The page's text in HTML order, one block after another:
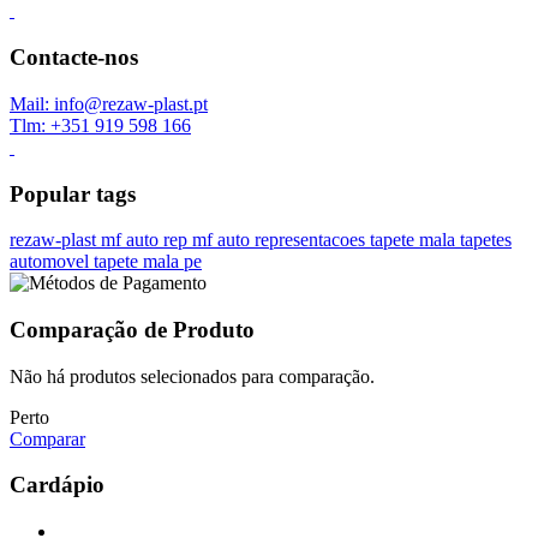
Contacte-nos
Mail: info@rezaw-plast.pt
Tlm: +351 919 598 166
Popular tags
rezaw-plast mf auto rep mf auto representacoes tapete mala tapetes
automovel tapete mala pe
Comparação de Produto
Não há produtos selecionados para comparação.
Perto
Comparar
Cardápio